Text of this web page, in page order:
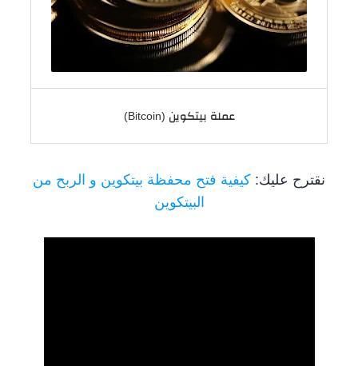
عملة بيتكوين (Bitcoin)
نقترح عليك: كيفية فتح محفظة بيتكوين و الربح من
البيتكوين